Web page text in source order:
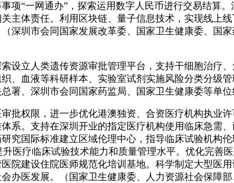
“一网通办”，探索运用数字人民币进行交易结算
主体责任。利用区块链、量子信息技术，实现线上
深圳市会同国家发展改革委、国家卫生健康委、国
设立人类遗传资源审批管理平台，支持干细胞治疗
、血液等科研样本、实验室试剂实施风险分类分级
署、深圳市会同国家药监局、国家卫生健康委等单位
批权限，进一步优化港澳独资、合资医疗机构执业
系。支持在深圳开业的指定医疗机构使用临床急需
究国际标准建立区域伦理中心，指导临床试验机构
医疗临床试验技术能力和质量管理水平。优化完善
院建设住院医师规范化培训基地。科学制定大型医
办医发展。（国家卫生健康委、人力资源社会保障